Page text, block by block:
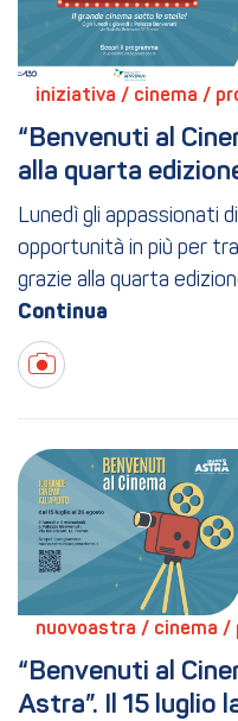
iniziativa / cinema /
“Benvenuti al
alla quarta
Lunedì gli appassionati
opportunità in più per
grazie alla quarta
nuovoastra / cinema /
“Benvenuti al
Astra”. Il 15 luglio